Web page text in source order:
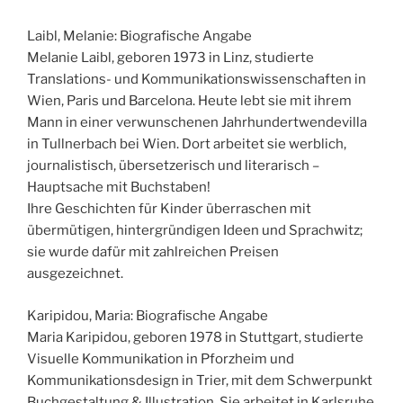
Laibl, Melanie: Biografische Angabe
Melanie Laibl, geboren 1973 in Linz, studierte
Translations- und Kommunikationswissenschaften in
Wien, Paris und Barcelona. Heute lebt sie mit ihrem
Mann in einer verwunschenen Jahrhundertwendevilla
in Tullnerbach bei Wien. Dort arbeitet sie werblich,
journalistisch, übersetzerisch und literarisch –
Hauptsache mit Buchstaben!
Ihre Geschichten für Kinder überraschen mit
übermütigen, hintergründigen Ideen und Sprachwitz;
sie wurde dafür mit zahlreichen Preisen
ausgezeichnet.
Karipidou, Maria: Biografische Angabe
Maria Karipidou, geboren 1978 in Stuttgart, studierte
Visuelle Kommunikation in Pforzheim und
Kommunikationsdesign in Trier, mit dem Schwerpunkt